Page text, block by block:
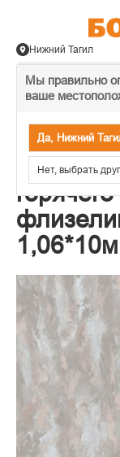
Мы правильно
ваше
Да, Нижний
Нет, выбрать
Нижний Тагил
Обои
1,06*10м